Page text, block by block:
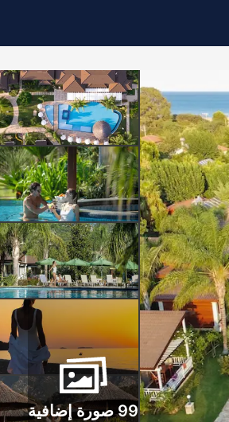
99 صورة إضافية